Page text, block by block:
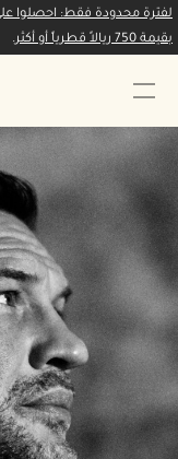
لفترة محدودة فقط: احصلوا
بقيمة 750 ريالاً قطرياً أو أكثر.